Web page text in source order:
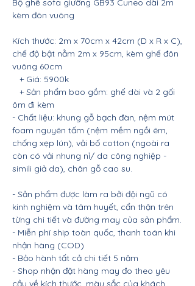
Bộ ghế sofa giường GB93 Cuneo dài 2m
kèm đôn vuông
Kích thước: 2m x 70cm x 42cm (D x R x C),
chế độ bật nằm 2m x 95cm, kèm ghế đôn
vuông 60cm
+ Giá: 5900k
+ Sản phẩm bao gồm: ghế dài và 2 gối
ôm đi kèm
- Chất liệu: khung gỗ bạch đàn, nệm mút
foam nguyên tấm (nệm mềm ngồi êm,
chống xẹp lún), vải bố cotton (ngoài ra
còn có vải nhung nỉ/ da công nghiệp -
simili giả da), chân gỗ cao su.
- Sản phẩm được làm ra bởi đội ngũ có
kinh nghiệm và tâm huyết, cẩn thận trên
từng chi tiết và đường may của sản phẩm.
- Miễn phí ship toàn quốc, thanh toán khi
nhận hàng (COD)
- Bảo hành tất cả chi tiết 5 năm
- Shop nhận đặt hàng may đo theo yêu
cầu về kích thước, màu sắc của khách